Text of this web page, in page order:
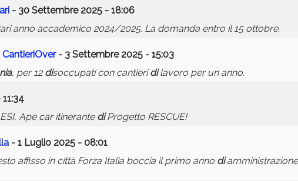
- 30 Settembre 2025 - 18:06
anno accademico 2024/2025. La domanda entro il 15 ottobre.
- 3 Settembre 2025 - 15:03
, per 12 disoccupati con cantieridilavoro per un anno.
Ape car itinerante diProgetto RESCUE!
- 1 Luglio 2025 - 08:01
affisso in città Forza Italia boccia il primo anno di